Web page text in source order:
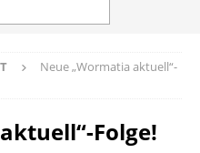
Neue „Wormatia aktuell“-
Folge!